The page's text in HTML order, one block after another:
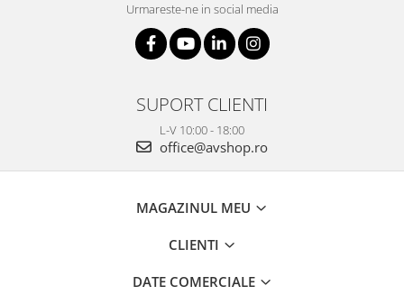
Urmareste-ne in social media
SUPORT CLIENTI
L-V 10:00 - 18:00
office@avshop.ro
MAGAZINUL MEU
CLIENTI
DATE COMERCIALE